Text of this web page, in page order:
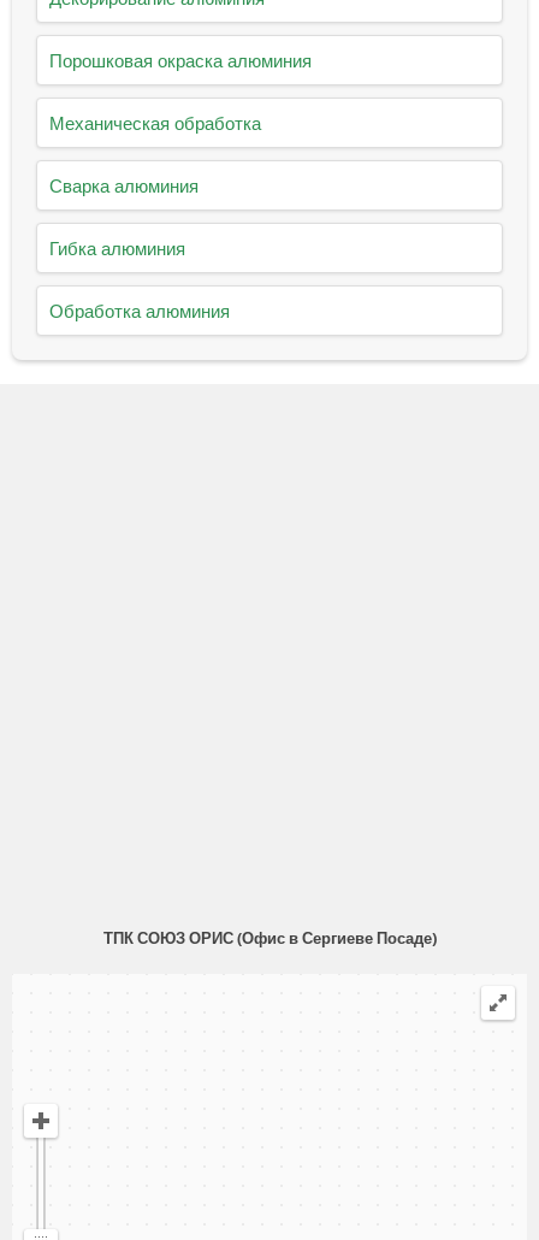
Порошковая окраска алюминия
Механическая обработка
Сварка алюминия
Гибка алюминия
Обработка алюминия
ТПК СОЮЗ ОРИС (Офис в Сергиеве Посаде)